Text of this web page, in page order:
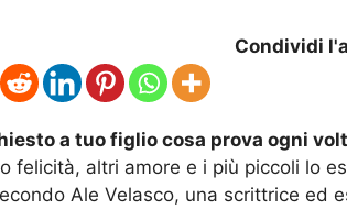
Condividi
a tuo figlio cosa prova ogni
felicità, altri amore e i più piccoli lo
Ale Velasco, una scrittrice ed